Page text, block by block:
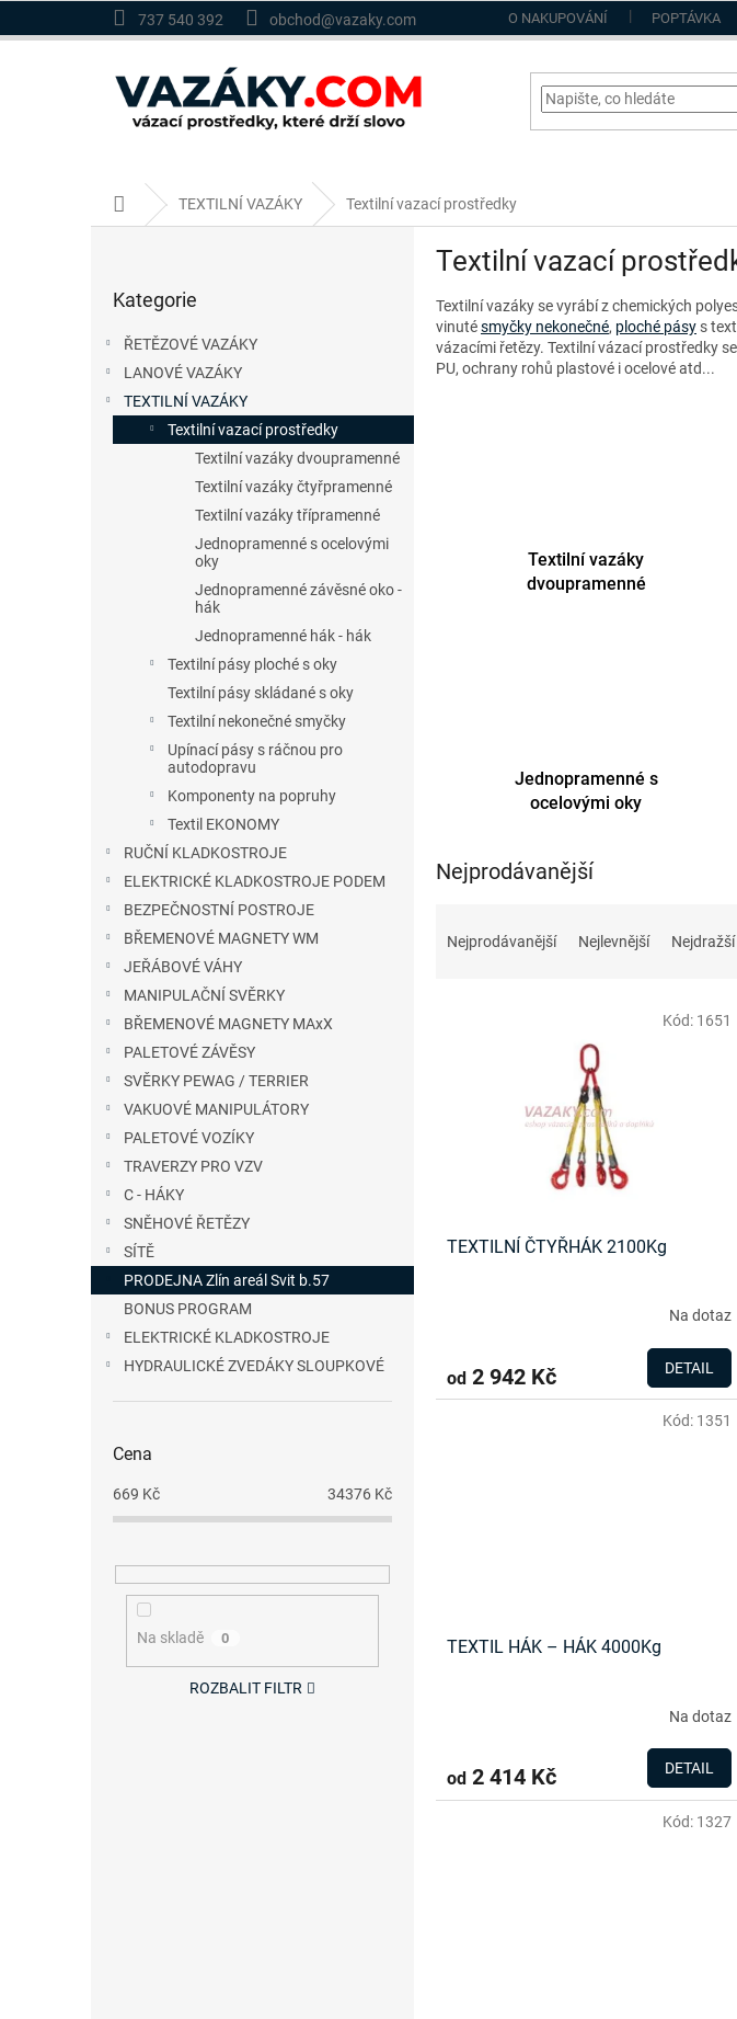
737 540 392 obchod@vazaky.com O NAKUPOVÁNÍ POPTÁVKA
Domů TEXTILNÍ VAZÁKY Textilní vazací prostředky
kategorie
Kategorie
ŘETĚZOVÉ VAZÁKY
LANOVÉ VAZÁKY
TEXTILNÍ VAZÁKY
Textilní vazací prostředky
Textilní vazáky dvoupramenné
Textilní vazáky čtyřpramenné
Textilní vazáky třípramenné
Jednopramenné s ocelovými
oky
Jednopramenné závěsné oko -
hák
Jednopramenné hák - hák
Textilní pásy ploché s oky
Textilní pásy skládané s oky
Textilní nekonečné smyčky
Upínací pásy s ráčnou pro
autodopravu
Komponenty na popruhy
Textil EKONOMY
RUČNÍ KLADKOSTROJE
ELEKTRICKÉ KLADKOSTROJE PODEM
BEZPEČNOSTNÍ POSTROJE
BŘEMENOVÉ MAGNETY WM
JEŘÁBOVÉ VÁHY
MANIPULAČNÍ SVĚRKY
BŘEMENOVÉ MAGNETY MAxX
PALETOVÉ ZÁVĚSY
SVĚRKY PEWAG / TERRIER
VAKUOVÉ MANIPULÁTORY
PALETOVÉ VOZÍKY
TRAVERZY PRO VZV
C - HÁKY
SNĚHOVÉ ŘETĚZY
SÍTĚ
PRODEJNA Zlín areál Svit b.57
BONUS PROGRAM
ELEKTRICKÉ KLADKOSTROJE
HYDRAULICKÉ ZVEDÁKY SLOUPKOVÉ
Cena
669 Kč 34376 Kč
Na skladě 0
ROZBALIT FILTR
Textilní vazací
Textilní vazáky se vyrábí z chemických
vinutésmyčky nekonečné, ploché pásy s
vázacími řetězy. Textilní vázací prostředky
PU, ochrany rohů plastové i ocelové atd...
Textilní vazáky
dvoupramenné
Jednopramenné s
ocelovými oky
Nejprodávanější
Nejprodávanější Nejlevnější Nejdražší
TEXTILNÍ ČTYŘHÁK 2100Kg
Na dotaz
od 2 942 Kč DETAIL
Kód: 1651
TEXTIL HÁK – HÁK 4000Kg
Na dotaz
od 2 414 Kč DETAIL
Kód: 1351
Kód: 1327